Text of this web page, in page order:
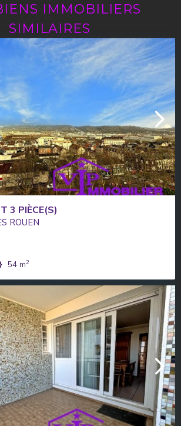
IMMOBILIERS
SIMILAIRES
3 PIÈCE(S)
ROUEN
54 m2